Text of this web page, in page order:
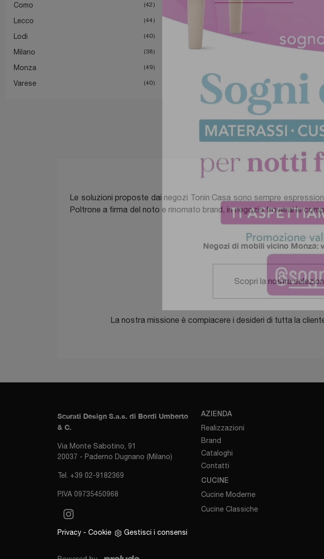
Como 42
Lecco 44
Lodi 40
Milano 38
Monza 49
Varese 40
Le soluzioni proposte dai negozi Tonin Casa sono sempre
Poltrone a firma del noto e rinomato brand, in negozio troverai le
Negozi di mobili vicino Monza:
Scopri la nostra
La nostra missione è compiacere i desideri di tutta la
Scurati Design S.a.s. di Bordi Umberto
& C.
Via Monte Sabotino, 91
20037 - Paderno Dugnano (Milano)
Tel. +39 02-9182369
P.IVA 09735450968
Privacy - Cookie Gestisci i consensi
AZIENDA
Realizzazioni
Brand
Cataloghi
Contatti
CUCINE
Cucine Moderne
Cucine Classiche